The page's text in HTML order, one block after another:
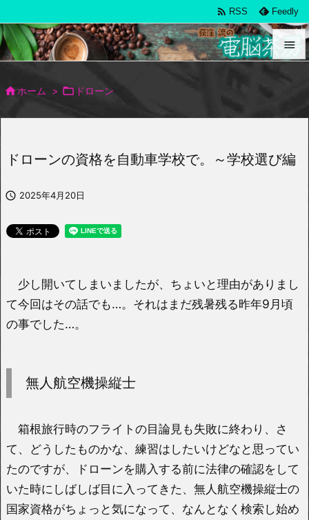

前へ
 RSS Feedly
ホーム >  ドローン
ドローンの資格を自動車学校で。～学校選び編
 2025年4月20日
少し開いてしまいましたが、ちょいと理由がありまし
て今回はその話でも…。それはまだ残暑残る昨年9月頃
の事でした…。
無人航空機操縦士
箱根旅行時のフライトの目論見も失敗に終わり、さ
て、どうしたものかな、練習はしたいけどなと思ってい
たのですが、ドローンを購入する前に法律の確認をして
いた時にしばしば目に入ってきた、無人航空機操縦士の
国家資格がちょっと気になって、なんとなく検索し始め